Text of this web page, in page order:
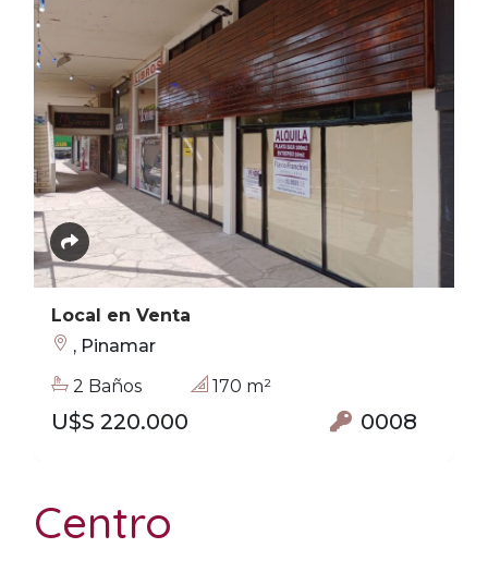
Local en Venta
, Pinamar
2 Baños
170 m²
U$S 220.000 0008
Centro